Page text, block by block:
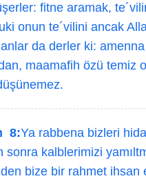
fitne aramak,
onun te´vilini ancak
da derler ki:
maamafih özü temiz
8:Ya rabbena bizleri
sonra kalblerimizi
bize bir rahmet ihsan